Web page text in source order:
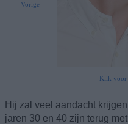
Vorige
Klik voor
Hij zal veel aandacht
jaren 30 en 40 zijn terug